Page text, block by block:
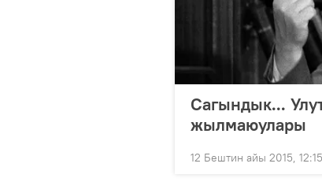
Сагындык...
жылмаюулары
12 Бештин айы 2015, 12:15